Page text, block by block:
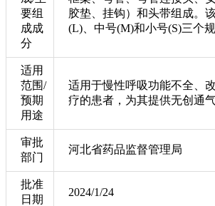
要组
成成
分
胶垫、挂钩）和头带组成。
(L)、中号(M)和小号(S)三个规
适用
范围/
预期
用途
适用于慢性呼吸功能不全、
疗的患者，为其提供无创通气
审批
部门
河北省药品监督管理局
批准
日期
2024/1/24